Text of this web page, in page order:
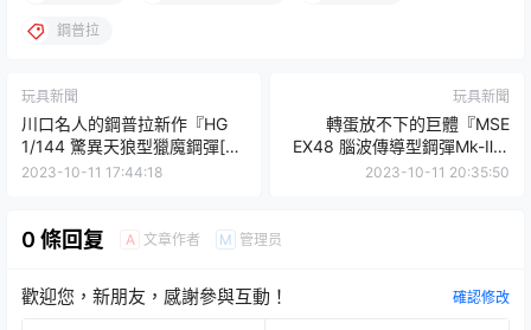
鋼普拉
玩具新聞
川口名人的鋼普拉新作『HG
1/144 驚異天狼型獵魔鋼彈[金
屬配色]』將與 LINKL
2023-10-11 17:44:18
玩具新聞
轉蛋放不下的巨體『MSE
EX48 腦波傳導型鋼彈Mk-Ⅱ』
再現感應砲發射特效與 MA 形
2023-10-11 20:35:50
0 條回复 A 文章作者 M 管理员
歡迎您，新朋友，感謝參與互動！ 確認修改